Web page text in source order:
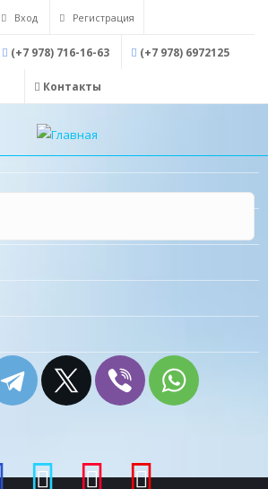
Вход Регистрация
(+7 978) 716-16-63 (+7 978) 6972125
Контакты